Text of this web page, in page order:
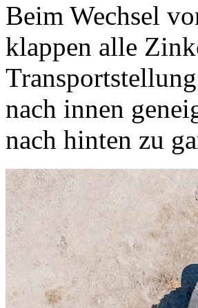
Beim Wechsel
klappen alle
nach innen
nach hinten zu